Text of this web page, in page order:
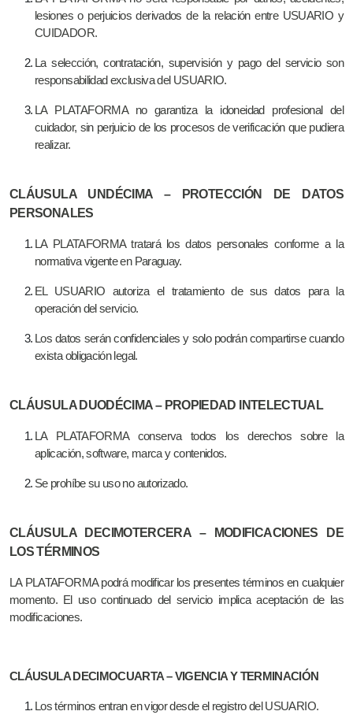
lesiones o perjuicios derivados de la relación entre USUARIO y
CUIDADOR.
La selección, contratación, supervisión y pago del servicio son
responsabilidad exclusiva del USUARIO.
LA PLATAFORMA no garantiza la idoneidad profesional del
cuidador, sin perjuicio de los procesos de verificación que pudiera
realizar.
CLÁUSULA UNDÉCIMA – PROTECCIÓN DE DATOS
PERSONALES
LA PLATAFORMA tratará los datos personales conforme a la
normativa vigente en Paraguay.
EL USUARIO autoriza el tratamiento de sus datos para la
operación del servicio.
Los datos serán confidenciales y solo podrán compartirse cuando
exista obligación legal.
CLÁUSULA DUODÉCIMA – PROPIEDAD INTELECTUAL
LA PLATAFORMA conserva todos los derechos sobre la
aplicación, software, marca y contenidos.
Se prohíbe su uso no autorizado.
CLÁUSULA DECIMOTERCERA – MODIFICACIONES DE
LOS TÉRMINOS
LA PLATAFORMA podrá modificar los presentes términos en cualquier
momento. El uso continuado del servicio implica aceptación de las
modificaciones.
CLÁUSULA DECIMOCUARTA – VIGENCIA Y TERMINACIÓN
Los términos entran en vigor desde el registro del USUARIO.